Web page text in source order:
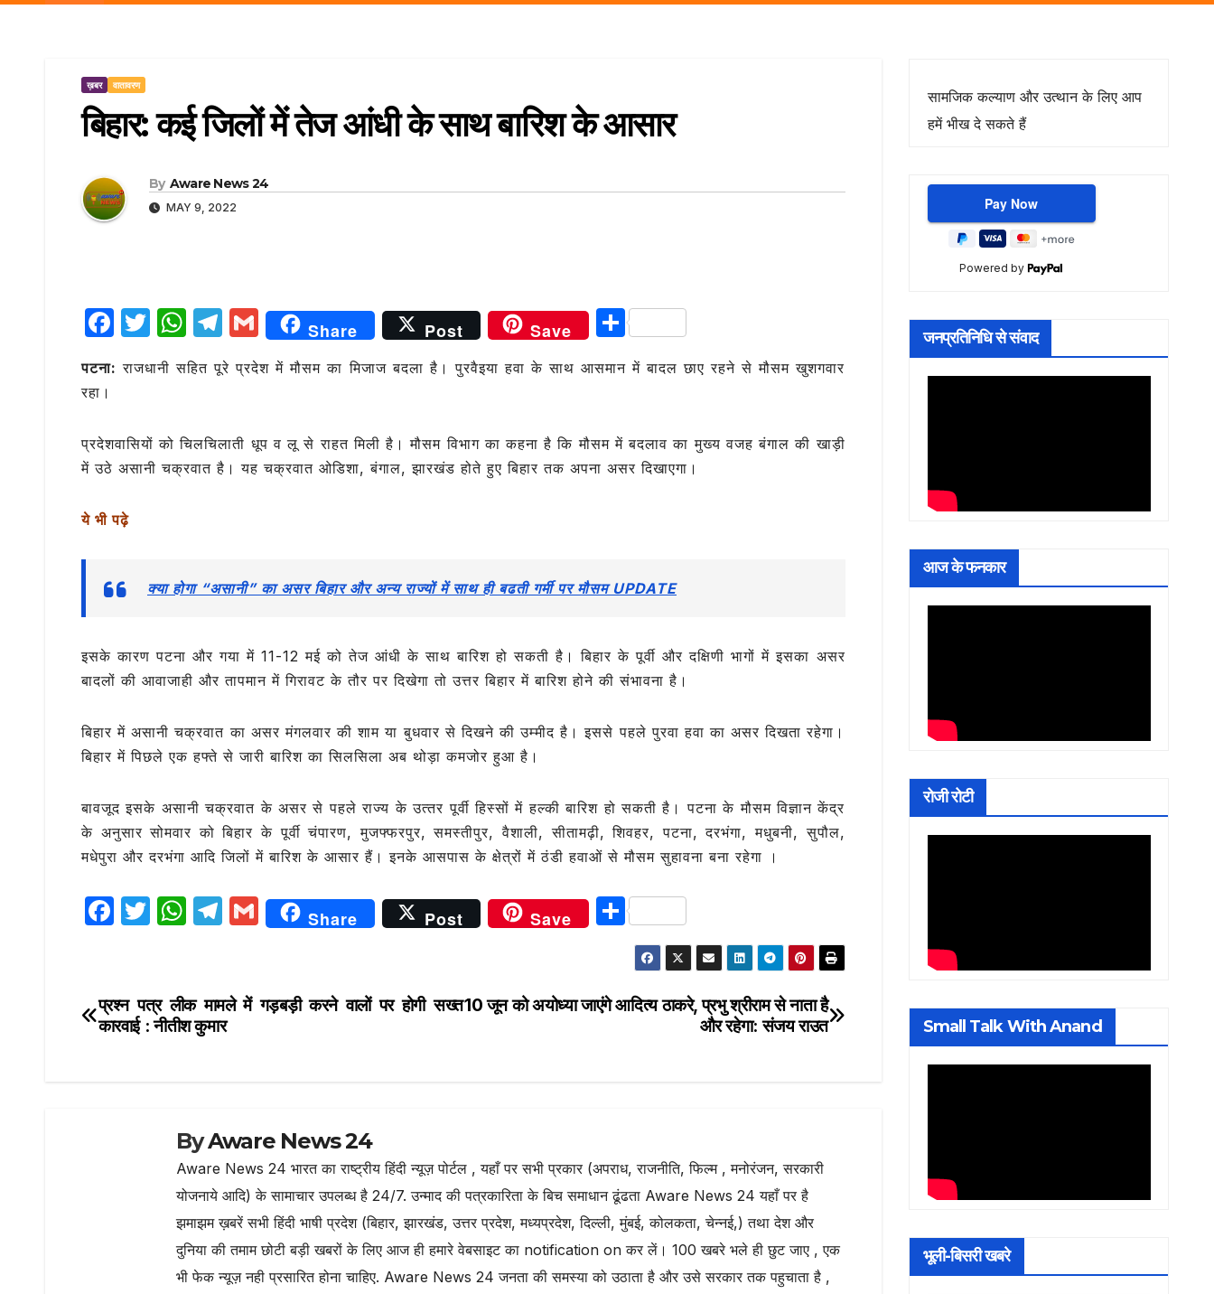
ख़बर वातावरण
बिहार: कई जिलों में तेज आंधी के साथ बारिश के आसार
By Aware News 24
MAY 9, 2022
F
c
b
o
k
T
w
it
r
W
h
at
A
p
T
el
e
ra
m
G
m
ai
Share Post Save
S
h
ar
पटना: राजधानी सहित पूरे प्रदेश में मौसम का मिजाज बदला है। पुरवैइया हवा के साथ आसमान में बादल छाए रहने से मौसम खुशगवार
रहा।
प्रदेशवासियों को चिलचिलाती धूप व लू से राहत मिली है। मौसम विभाग का कहना है कि मौसम में बदलाव का मुख्य वजह बंगाल की खाड़ी
में उठे असानी चक्रवात है। यह चक्रवात ओडिशा, बंगाल, झारखंड होते हुए बिहार तक अपना असर दिखाएगा।
ये भी पढ़े
क्या होगा “असानी” का असर बिहार और अन्य राज्यों में साथ ही बढती गर्मी पर मौसम UPDATE
इसके कारण पटना और गया में 11-12 मई को तेज आंधी के साथ बारिश हो सकती है। बिहार के पूर्वी और दक्षिणी भागों में इसका असर
बादलों की आवाजाही और तापमान में गिरावट के तौर पर दिखेगा तो उत्तर बिहार में बारिश होने की संभावना है।
बिहार में असानी चक्रवात का असर मंगलवार की शाम या बुधवार से दिखने की उम्‍मीद है। इससे पहले पुरवा हवा का असर दिखता रहेगा।
बिहार में पिछले एक हफ्ते से जारी बारिश का सिलसिला अब थोड़ा कमजोर हुआ है।
बावजूद इसके असानी चक्रवात के असर से पहले राज्‍य के उत्‍तर पूर्वी हिस्‍सों में हल्‍की बारिश हो सकती है। पटना के मौसम विज्ञान केंद्र
के अनुसार सोमवार को बिहार के पूर्वी चंपारण, मुजफ्फरपुर, समस्‍तीपुर, वैशाली, सीतामढ़ी, शिवहर, पटना, दरभंगा, मधुबनी, सुपौल,
मधेपुरा और दरभंगा आदि जिलों में बारिश के आसार हैं। इनके आसपास के क्षेत्रों में ठंडी हवाओं से मौसम सुहावना बना रहेगा ।
F
e
b
T
te
r
W
s
A
T
g
ra
G
m
l
Share Post Save
S
h
ar
e
Post
10 जून को अयोध्या जाएंगे आदित्य ठाकरे, प्रभु श्रीराम से नाता है
और रहेगा: संजय राउत
प्रश्न पत्र लीक मामले में गड़बड़ी करने वालों पर होगी सख्त
कारवाई : नीतीश कुमार
ByAware News 24
Aware News 24 भारत का राष्ट्रीय हिंदी न्यूज़ पोर्टल , यहाँ पर सभी प्रकार (अपराध, राजनीति, फिल्म , मनोरंजन, सरकारी
योजनाये आदि) के सामाचार उपलब्ध है 24/7. उन्माद की पत्रकारिता के बिच समाधान ढूंढता Aware News 24 यहाँ पर है
झमाझम ख़बरें सभी हिंदी भाषी प्रदेश (बिहार, झारखंड, उत्तर प्रदेश, मध्यप्रदेश, दिल्ली, मुंबई, कोलकता, चेन्नई,) तथा देश और
दुनिया की तमाम छोटी बड़ी खबरों के लिए आज ही हमारे वेबसाइट का notification on कर लें। 100 खबरे भले ही छुट जाए , एक
भी फेक न्यूज़ नही प्रसारित होना चाहिए. Aware News 24 जनता की समस्या को उठाता है और उसे सरकार तक पहुचाता है ,
सामजिक कल्याण और उत्थान के लिए आप
हमें भीख दे सकते हैं
Powered by
जनप्रतिनिधि से संवाद
आज के फनकार
रोजी रोटी
Small Talk With Anand
भूली-बिसरी खबरे
r